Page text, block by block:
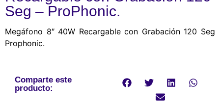
Seg – ProPhonic.
Megáfono 8″ 40W Recargable con Grabación 120 Seg
Prophonic.
Comparte este
producto: